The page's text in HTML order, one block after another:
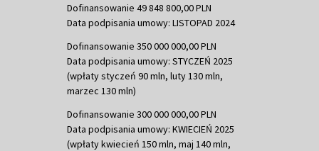
Dofinansowanie 49 848 800,00 PLN
Data podpisania umowy: LISTOPAD 2024
Dofinansowanie 350 000 000,00 PLN
Data podpisania umowy: STYCZEŃ 2025
(wpłaty styczeń 90 mln, luty 130 mln,
marzec 130 mln)
Dofinansowanie 300 000 000,00 PLN
Data podpisania umowy: KWIECIEŃ 2025
(wpłaty kwiecień 150 mln, maj 140 mln,